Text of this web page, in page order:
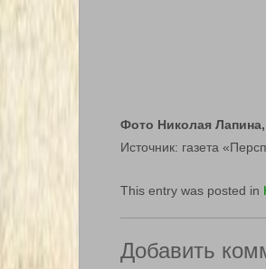
Фото Николая
Источник: газета
This entry was posted in
Добавить